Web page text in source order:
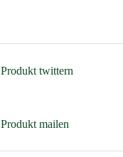
Produkt twittern
Produkt mailen